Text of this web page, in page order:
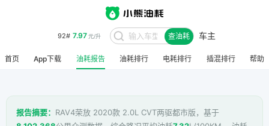
92# 7.97元/升 查油耗 车主
首页 App下载 油耗报告 油耗排行 电耗排行 插混排行 帮助
报告摘要： RAV4荣放 2020款 2.0L CVT两驱都市版，基于